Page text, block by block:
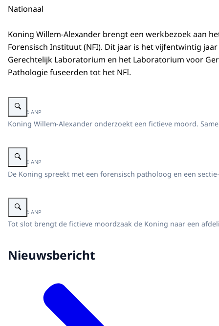
Nationaal
Koning Willem-Alexander brengt een werkbezoek aan
Forensisch Instituut (NFI). Dit jaar is het vijfentwintig
Gerechtelijk Laboratorium en het Laboratorium voor
Pathologie fuseerden tot het NFI.
Vergroot afbeelding Koning Willem-Alexander bezoekt het Nederlands
Beeld: © ANP
Koning Willem-Alexander onderzoekt een fictieve moord.
Vergroot afbeelding Koning Willem-Alexander bezoekt het Nederlands
Beeld: © ANP
De Koning spreekt met een forensisch patholoog en een
Vergroot afbeelding Koning Willem-Alexander bezoekt het Nederlands
Beeld: © ANP
Tot slot brengt de fictieve moordzaak de Koning naar een
Nieuwsbericht